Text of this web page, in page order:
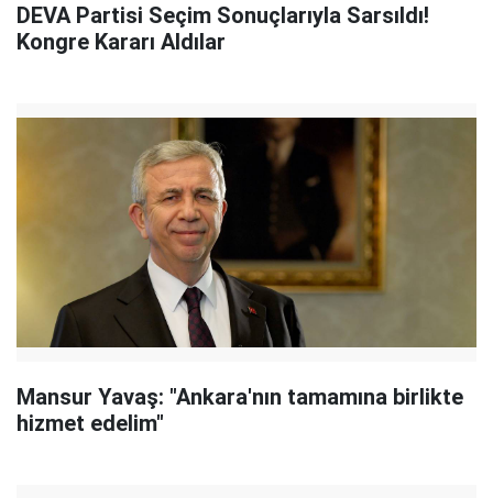
DEVA Partisi Seçim Sonuçlarıyla Sarsıldı!
Kongre Kararı Aldılar
Mansur Yavaş: "Ankara'nın tamamına birlikte
hizmet edelim"